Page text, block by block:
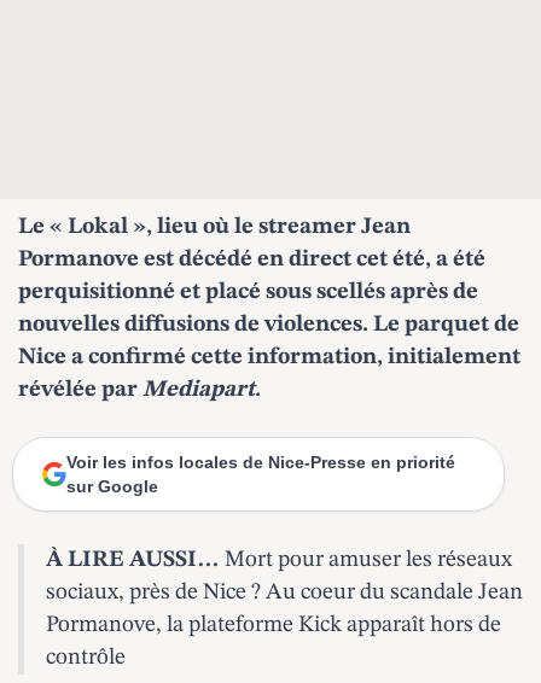
Le « Lokal », lieu où le streamer Jean
Pormanove est décédé en direct cet été, a été
perquisitionné et placé sous scellés après de
nouvelles diffusions de violences. Le parquet de
Nice a confirmé cette information, initialement
révélée par Mediapart.
Voir les infos locales de Nice-Presse en priorité
sur Google
À LIRE AUSSI… Mort pour amuser les réseaux
sociaux, près de Nice ? Au coeur du scandale Jean
Pormanove, la plateforme Kick apparaît hors de
contrôle